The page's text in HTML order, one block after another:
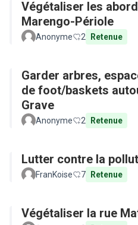
Végétaliser les
Marengo-Périole
Anonyme 2 Retenue
Garder arbres,
de foot/baskets
Grave
Anonyme 2 Retenue
Lutter contre la
FranKoise 7 Retenue
Végétaliser la rue